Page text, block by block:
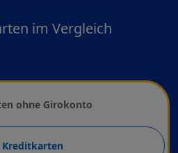
im Vergleich
ohne Girokonto
Kreditkarten